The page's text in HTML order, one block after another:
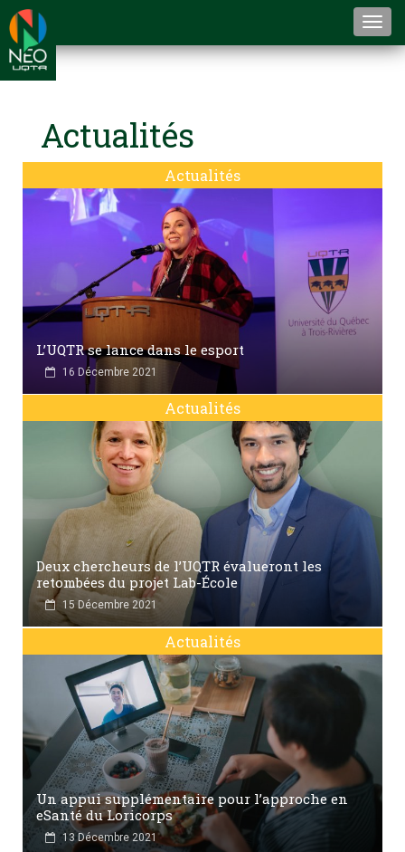
Actualités
Actualités
L’UQTR se lance dans le esport
16 Décembre 2021
Actualités
Deux chercheurs de l’UQTR évalueront les
retombées du projet Lab-École
15 Décembre 2021
Actualités
Un appui supplémentaire pour l’approche en
eSanté du Loricorps
13 Décembre 2021